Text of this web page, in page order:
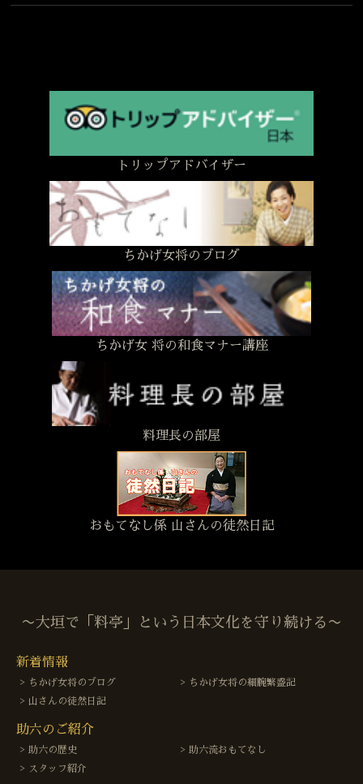
トリップアドバイザー
ちかげ女将のブログ
ちかげ女 将の和食マナー講座
料理長の部屋
おもてなし係 山さんの徒然日記
〜大垣で「料亭」という日本文化を守り続ける〜
新着情報
ちかげ女将のブログ
ちかげ女将の細腕繁盛記
山さんの徒然日記
助六のご紹介
助六の歴史
助六流おもてなし
スタッフ紹介